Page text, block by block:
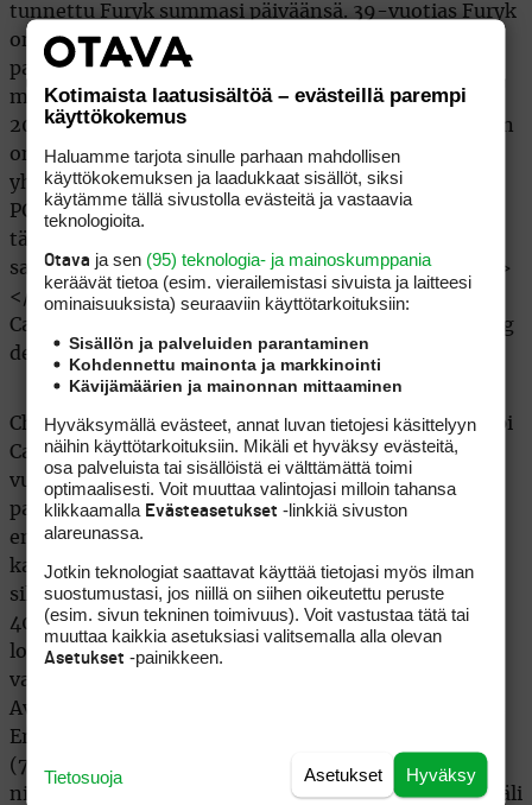
Chad Campbell on Mastersin kärjessä, se kuuluisampi
Campbell, Michael puolestaan hännillä.US Openin
vuonna 2005 voittanutMichael Campbell
parantaa
parhaassa iässään olevien entisten major-voittajien
ennätystä. Hän on karsiutunut Mastersissa kaikilla
kahdeksalla aiemmalla kerralla. Nyt tulee yhdeksäs,
sillä uusi-seelantilainen on viimeisenä tuloksella 80.
40-vuotias Campbell on toki kärsinyt
loukkaantumisista pitkän uransa aikana, mutta
valitettavan surkeaksi on pelitaso pudonnut.
Avauspäivän epäonnistujiin voidaan luokitella myös
Ernie Els (75), Retief Goosen (75) ja Anthony Kim
(76). Phil Mickelsonin (73) ja Sergio Garcian (73)
nimien perään voidaan laittaa iso huutomerkki. Mikäli
Kotimaista laatusisältöä – evästeillä parempi
käyttökokemus
Haluamme tarjota sinulle parhaan mahdollisen
käyttökokemuksen ja laadukkaat sisällöt, siksi
käytämme tällä sivustolla evästeitä ja vastaavia
teknologioita.
Otava ja sen (95) teknologia- ja mainoskumppania
keräävät tietoa (esim. vierailemis­tasi sivuista ja laitteesi
ominaisuuk­sista) seuraaviin käyttötarkoituksiin:
Sisällön ja palveluiden parantaminen
Kohdennettu mainonta ja markkinointi
Kävijämäärien ja mainonnan mittaaminen
Hyväksymällä evästeet, annat luvan tietojesi käsittelyyn
näihin käyttötarkoituksiin. Mikäli et hyväksy evästeitä,
osa palveluista tai sisällöistä ei välttämättä toimi
optimaalisesti. Voit muuttaa valintojasi milloin tahansa
klikkaamalla Evästeasetukset -linkkiä sivuston
alareunassa.
Jotkin teknologiat saattavat käyttää tietojasi myös ilman
suostumustasi, jos niillä on siihen oikeutettu peruste
(esim. sivun tekninen toimivuus). Voit vastustaa tätä tai
muuttaa kaikkia asetuksiasi valitsemalla alla olevan
Asetukset -painikkeen.
Hyväksy
Asetukset
Tietosuoja